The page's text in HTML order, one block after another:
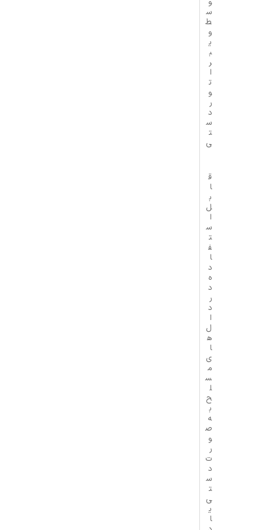
س
ط
و
ی
ب
ر
ا
ت
و
ر
د
س
ت
ی
ق
ا
ب
ل
ا
س
ت
ف
ا
د
ه
د
ر
د
ا
ل‌
ه
ا
ی
م
س
ل
ح
ب
ه
ص
و
ر
ت
د
س
ت
ی
ی
ا